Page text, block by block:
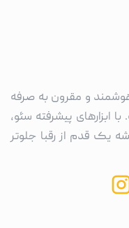
و مقرون به صرفه
پیشرفته سئو،
یک قدم از رقبا جلوتر